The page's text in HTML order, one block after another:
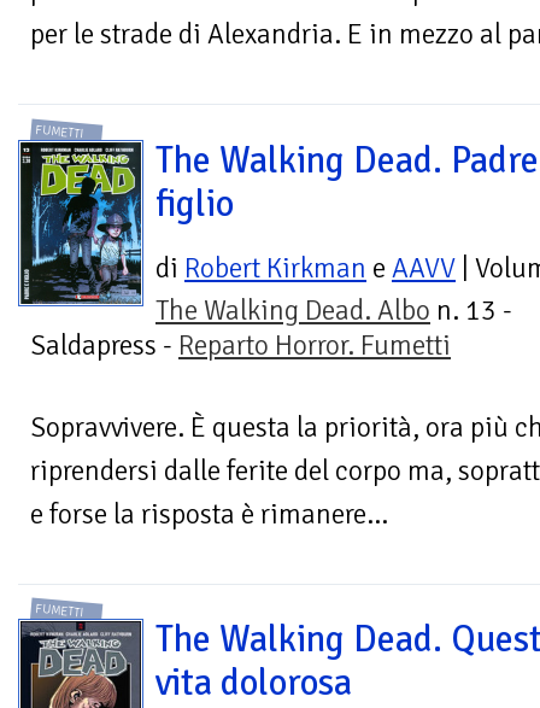
per le strade di Alexandria. E in mezzo al
FUMETTI
The Walking Dead.
figlio
di Robert Kirkman e AAVV |
The Walking Dead. Albo n. 13 -
Saldapress - Reparto Horror. Fumetti
Sopravvivere. È questa la priorità, ora più
riprendersi dalle ferite del corpo ma,
e forse la risposta è rimanere...
FUMETTI
The Walking Dead.
vita dolorosa